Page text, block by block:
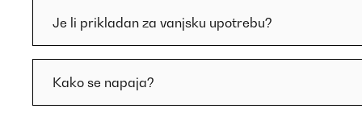
Je li prikladan za vanjsku upotrebu?
Kako se napaja?